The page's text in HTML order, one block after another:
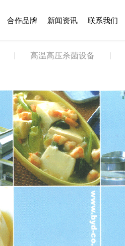
合作品牌 新闻资讯 联系我们
高温高压杀菌设备